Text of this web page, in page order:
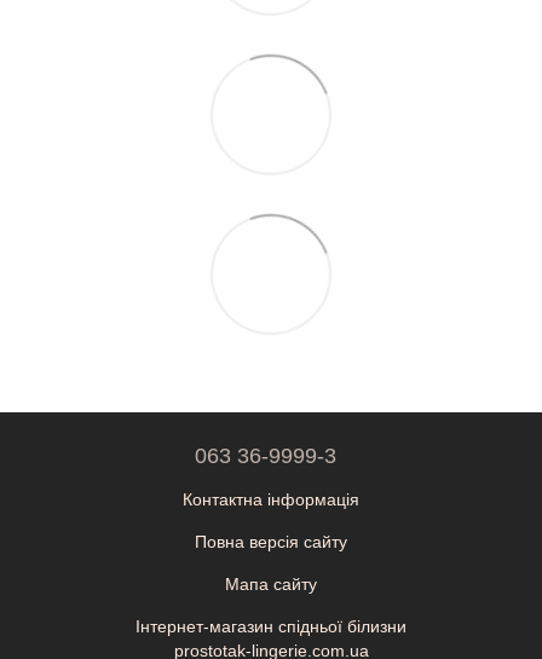
063 36-9999-3
Контактна інформація
Повна версія сайту
Мапа сайту
Інтернет-магазин спідньої білизни
prostotak-lingerie.com.ua